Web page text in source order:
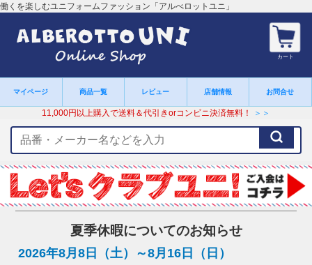
働くを楽しむユニフォームファッション「アルべロットユニ」
カート
マイページ 商品一覧 レビュー 店舗情報 お問合せ
11,000円以上購入で送料＆代引きorコンビニ決済無料！ ＞＞
ー
ワ
ー
ド
夏季休暇についてのお知らせ
2026年8月8日（土）～8月16日（日）